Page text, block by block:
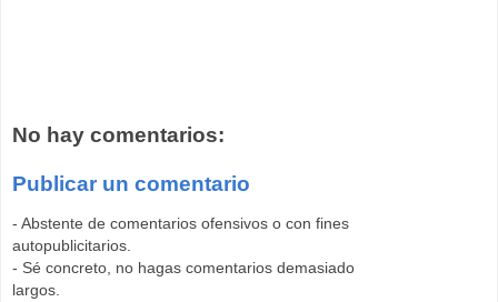
No hay comentarios:
Publicar un comentario
- Abstente de comentarios ofensivos o con fines
autopublicitarios.
- Sé concreto, no hagas comentarios demasiado
largos.